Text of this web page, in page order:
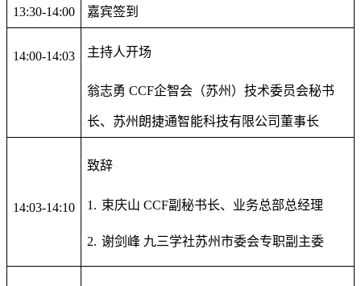
13:30-14:00 嘉宾签到
14:00-14:03 主持人开场
翁志勇 CCF企智会（苏州）技术委员会秘书
长、苏州朗捷通智能科技有限公司董事长
14:03-14:10
致辞
1. 束庆山 CCF副秘书长、业务总部总经理
2. 谢剑峰 九三学社苏州市委会专职副主委